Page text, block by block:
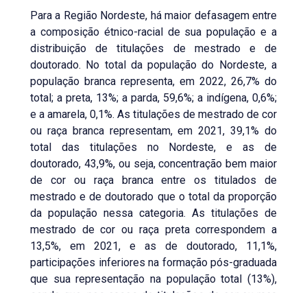
Para a Região Nordeste, há maior defasagem entre
a composição étnico-racial de sua população e a
distribuição de titulações de mestrado e de
doutorado. No total da população do Nordeste, a
população branca representa, em 2022, 26,7% do
total; a preta, 13%; a parda, 59,6%; a indígena, 0,6%;
e a amarela, 0,1%. As titulações de mestrado de cor
ou raça branca representam, em 2021, 39,1% do
total das titulações no Nordeste, e as de
doutorado, 43,9%, ou seja, concentração bem maior
de cor ou raça branca entre os titulados de
mestrado e de doutorado que o total da proporção
da população nessa categoria. As titulações de
mestrado de cor ou raça preta correspondem a
13,5%, em 2021, e as de doutorado, 11,1%,
participações inferiores na formação pós-graduada
que sua representação na população total (13%),